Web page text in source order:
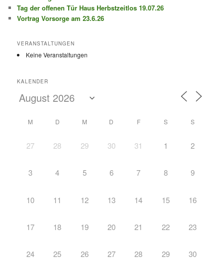
Tag der offenen Tür Haus Herbstzeitlos 19.07.26
Vortrag Vorsorge am 23.6.26
VERANSTALTUNGEN
Keine Veranstaltungen
KALENDER
M D M D F S S
27 28 29 30 31 1 2
3 4 5 6 7 8 9
10 11 12 13 14 15 16
17 18 19 20 21 22 23
24 25 26 27 28 29 30